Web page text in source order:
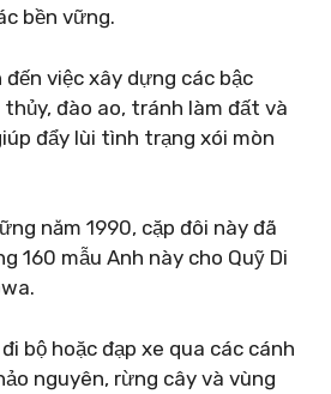
bền vững.
việc xây dựng các bậc
đào ao, tránh làm đất và
đẩy lùi tình trạng xói mòn
năm 1990, cặp đôi này đã
160 mẫu Anh này cho Quỹ Di
bộ hoặc đạp xe qua các cánh
nguyên, rừng cây và vùng